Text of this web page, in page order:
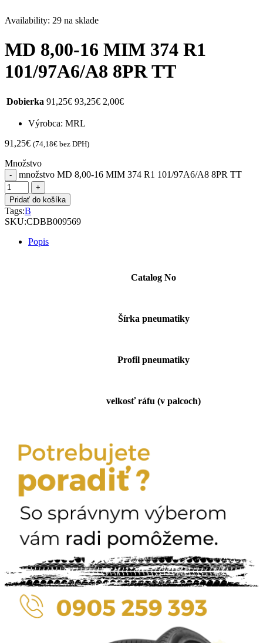
Availability: 29 na sklade
MD 8,00-16 MIM 374 R1
101/97A6/A8 8PR TT
Dobierka 91,25€ 93,25€ 2,00€
Výrobca: MRL
91,25€ (74,18€ bez DPH)
Množstvo
množstvo MD 8,00-16 MIM 374 R1 101/97A6/A8 8PR TT
Pridať do košíka
Tags:B
SKU:CDBB009569
Popis
Catalog No
Šírka pneumatiky
Profil pneumatiky
velkosť ráfu (v palcoch)